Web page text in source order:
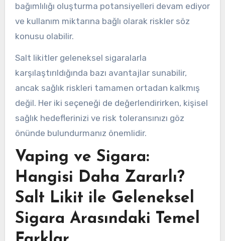
bağımlılığı oluşturma potansiyelleri devam ediyor
ve kullanım miktarına bağlı olarak riskler söz
konusu olabilir.
Salt likitler geleneksel sigaralarla
karşılaştırıldığında bazı avantajlar sunabilir,
ancak sağlık riskleri tamamen ortadan kalkmış
değil. Her iki seçeneği de değerlendirirken, kişisel
sağlık hedeflerinizi ve risk toleransınızı göz
önünde bulundurmanız önemlidir.
Vaping ve Sigara:
Hangisi Daha Zararlı?
Salt Likit ile Geleneksel
Sigara Arasındaki Temel